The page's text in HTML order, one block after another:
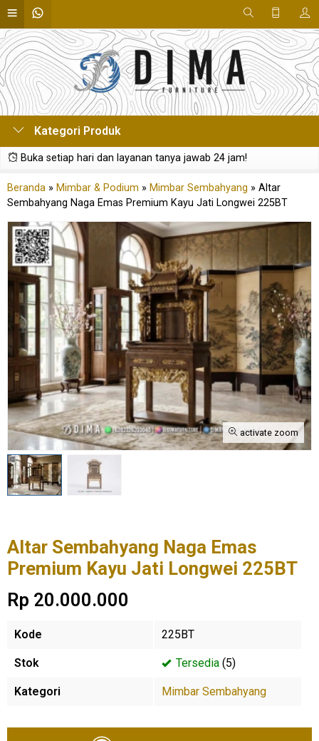
Kategori Produk
Buka setiap hari dan layanan tanya jawab 24 jam!
Beranda » Mimbar & Podium » Mimbar Sembahyang » Altar
Sembahyang Naga Emas Premium Kayu Jati Longwei 225BT
activate zoom
Altar Sembahyang Naga Emas
Premium Kayu Jati Longwei 225BT
Rp 20.000.000
Kode 225BT
Stok Tersedia (5)
Kategori Mimbar Sembahyang